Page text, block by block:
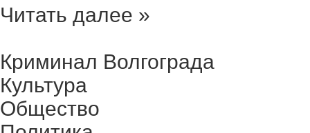
Читать далее »
Криминал Волгограда
Культура
Общество